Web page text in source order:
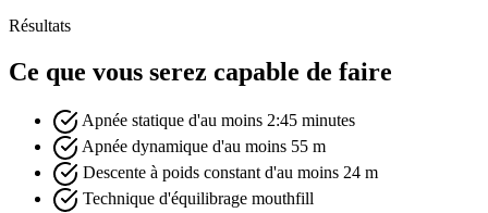
Résultats
Ce que vous serez capable de faire
Apnée statique d'au moins 2:45 minutes
Apnée dynamique d'au moins 55 m
Descente à poids constant d'au moins 24 m
Technique d'équilibrage mouthfill